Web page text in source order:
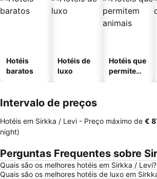
Hotéis
baratos
Hotéis de
luxo
Hotéis que
permitem
Intervalo de preços
Hotéis em Sirkka / Levi - Preço máximo de ‎€
night)
Perguntas Frequentes sobre
Quais são os melhores hotéis em Sirkka / Levi?
Quais são os melhores hotéis de luxo em